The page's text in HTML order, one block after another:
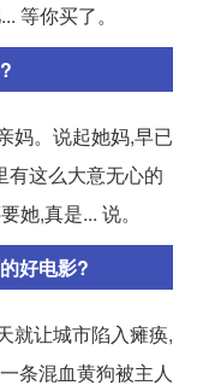
等你买了。
妈。说起她妈,早已
有这么大意无心的
她,真是... 说。
好电影?
就让城市陷入瘫痪,
条混血黄狗被主人